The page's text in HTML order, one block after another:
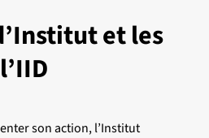
et les
son action, l’Institut